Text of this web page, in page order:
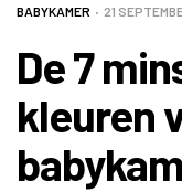
BABYKAMER 21
De 7
kleuren